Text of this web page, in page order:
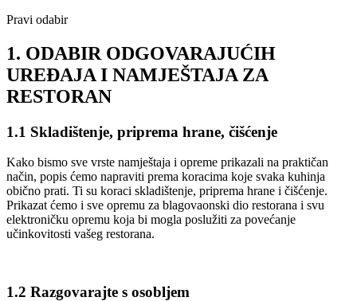
Pravi odabir
1. ODABIR ODGOVARAJUĆIH
UREĐAJA I NAMJEŠTAJA ZA
RESTORAN
1.1 Skladištenje, priprema hrane, čišćenje
Kako bismo sve vrste namještaja i opreme prikazali na praktičan
način, popis ćemo napraviti prema koracima koje svaka kuhinja
obično prati. Ti su koraci skladištenje, priprema hrane i čišćenje.
Prikazat ćemo i sve opremu za blagovaonski dio restorana i svu
elektroničku opremu koja bi mogla poslužiti za povećanje
učinkovitosti vašeg restorana.
1.2 Razgovarajte s osobljem